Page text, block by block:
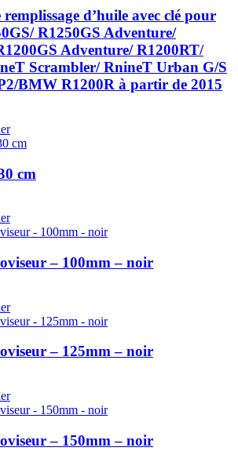
d’huile avec clé pour
R1250GS Adventure/
Adventure/ R1200RT/
Scrambler/ RnineT Urban G/S
BMW R1200R à partir de 2015
cm
– 100mm – noir
– 125mm – noir
– 150mm – noir